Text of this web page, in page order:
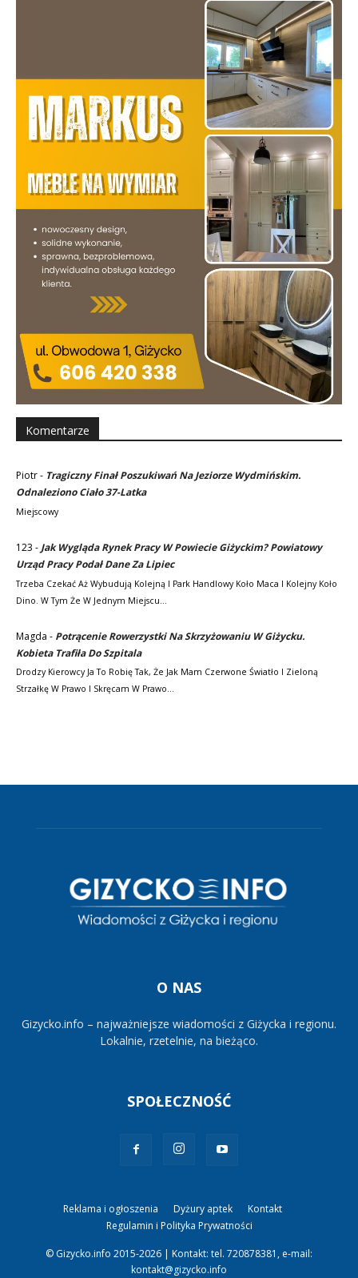
Komentarze
Piotr- Tragiczny Finał Poszukiwań Na Jeziorze Wydmińskim.
Odnaleziono Ciało 37-Latka
Miejscowy
123 - Jak Wygląda Rynek Pracy W Powiecie Giżyckim? Powiatowy
Urząd Pracy Podał Dane Za Lipiec
Trzeba Czekać Aż Wybudują Kolejną I Park Handlowy Koło Maca I Kolejny Koło
Dino. W Tym Że W Jednym Miejscu…
Magda - Potrącenie Rowerzystki Na Skrzyżowaniu W Giżycku.
Kobieta Trafiła Do Szpitala
Drodzy Kierowcy Ja To Robię Tak, Że Jak Mam Czerwone Światło I Zieloną
Strzałkę W Prawo I Skręcam W Prawo…
O NAS
Gizycko.info – najważniejsze wiadomości z Giżycka i regionu.
Lokalnie, rzetelnie, na bieżąco.
SPOŁECZNOŚĆ
Reklama i ogłoszenia Dyżury aptek
Kontakt
Regulamin i Polityka Prywatności
© Gizycko.info 2015-2026 | Kontakt: tel. 720878381, e-mail:
kontakt@gizycko.info